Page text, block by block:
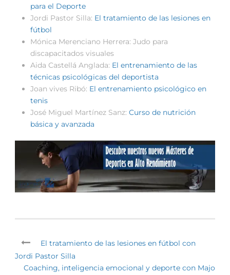
para el Deporte
Jordi Pastor Silla: El tratamiento de las lesiones en
fútbol
Mónica Merenciano Herrera: Judo para
discapacitados visuales
Aida Castellá Anglada: El entrenamiento de las
técnicas psicológicas del deportista
Joan vives Ribó: El entrenamiento psicológico en
tenis
José Miguel Martínez Sanz: Curso de nutrición
básica y avanzada
El tratamiento de las lesiones en fútbol con
Jordi Pastor Silla
Coaching, inteligencia emocional y deporte con Majo